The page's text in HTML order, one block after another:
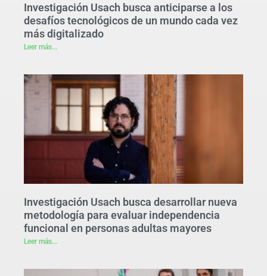
Investigación Usach busca anticiparse a los
desafíos tecnológicos de un mundo cada vez
más digitalizado
Leer más...
Investigación Usach busca desarrollar nueva
metodología para evaluar independencia
funcional en personas adultas mayores
Leer más...